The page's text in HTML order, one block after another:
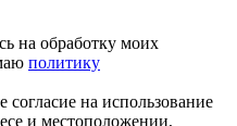
на обработку моих
политику
на использование
и местоположении,